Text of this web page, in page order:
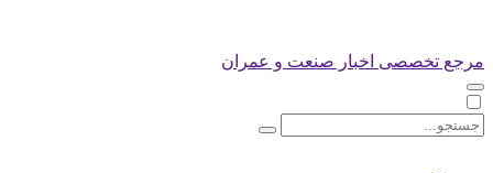
مرجع تخصصی اخبار صنعت و عمران